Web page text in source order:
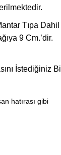
Tıpa
9 Cm.’dir.
İstediğiniz